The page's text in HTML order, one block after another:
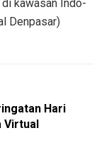
kawasan Indo-
Denpasar)
Hari
Virtual